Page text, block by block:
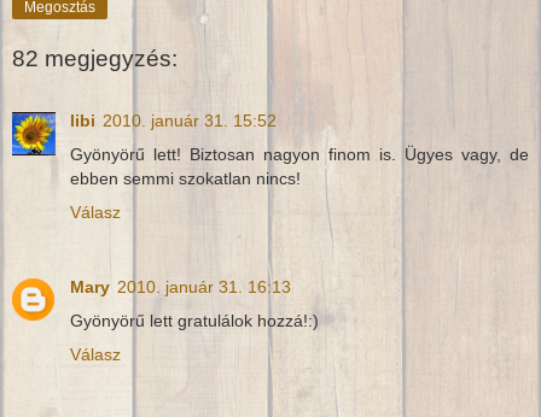
Megosztás
82 megjegyzés:
libi 2010. január 31. 15:52
Gyönyörű lett! Biztosan nagyon finom is. Ügyes vagy, de
ebben semmi szokatlan nincs!
Válasz
Mary 2010. január 31. 16:13
Gyönyörű lett gratulálok hozzá!:)
Válasz